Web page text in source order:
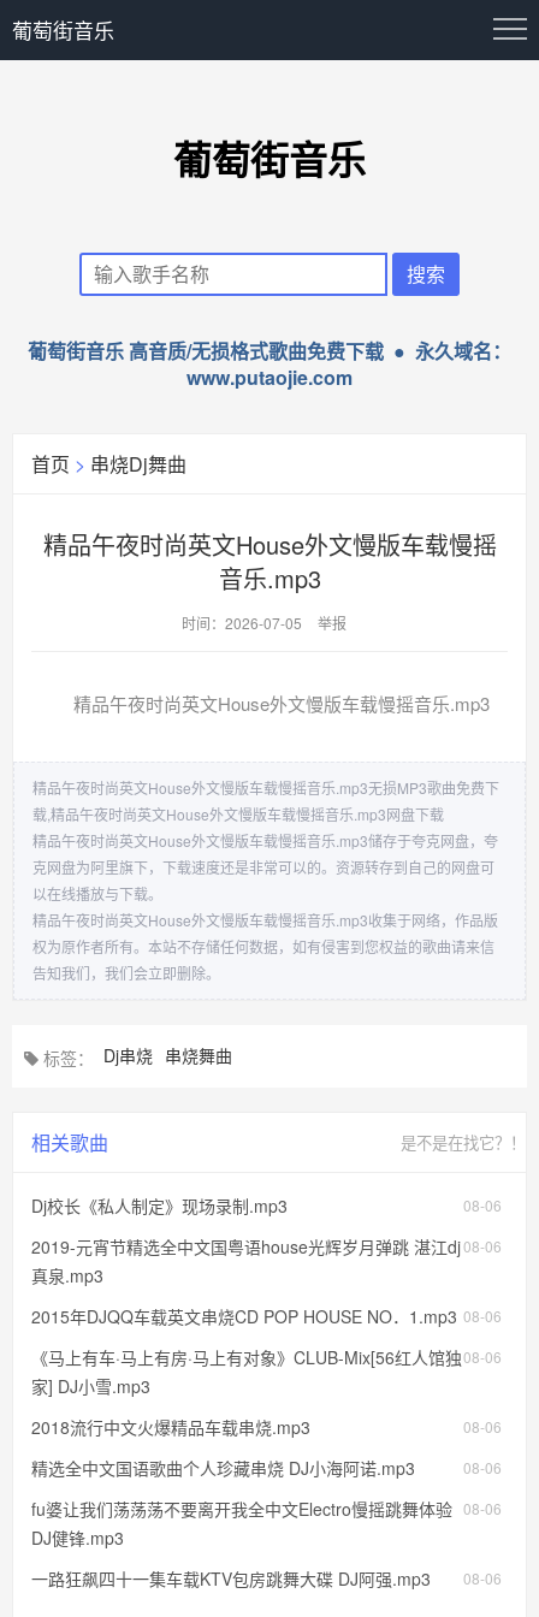
葡萄街音乐
葡萄街音乐
葡萄街音乐 高音质/无损格式歌曲免费下载 ● 永久域名：
www.putaojie.com
首页 > 串烧Dj舞曲
精品午夜时尚英文House外文慢版车载慢摇
音乐.mp3
时间：2026-07-05 举报
精品午夜时尚英文House外文慢版车载慢摇音乐.mp3
精品午夜时尚英文House外文慢版车载慢摇音乐.mp3无损MP3歌曲免费下
载,精品午夜时尚英文House外文慢版车载慢摇音乐.mp3网盘下载
精品午夜时尚英文House外文慢版车载慢摇音乐.mp3储存于夸克网盘，夸
克网盘为阿里旗下，下载速度还是非常可以的。资源转存到自己的网盘可
以在线播放与下载。
精品午夜时尚英文House外文慢版车载慢摇音乐.mp3收集于网络，作品版
权为原作者所有。本站不存储任何数据，如有侵害到您权益的歌曲请来信
告知我们，我们会立即删除。
标签： Dj串烧 串烧舞曲
相关歌曲 是不是在找它？！
08-06
Dj校长《私人制定》现场录制.mp3
08-06
2019-元宵节精选全中文国粤语house光辉岁月弹跳 湛江dj
真泉.mp3
08-06
2015年DJQQ车载英文串烧CD POP HOUSE NO．1.mp3
08-06
《马上有车·马上有房·马上有对象》CLUB-Mix[56红人馆独
家] DJ小雪.mp3
08-06
2018流行中文火爆精品车载串烧.mp3
08-06
精选全中文国语歌曲个人珍藏串烧 DJ小海阿诺.mp3
08-06
fu婆让我们荡荡荡不要离开我全中文Electro慢摇跳舞体验
DJ健锋.mp3
08-06
一路狂飙四十一集车载KTV包房跳舞大碟 DJ阿强.mp3